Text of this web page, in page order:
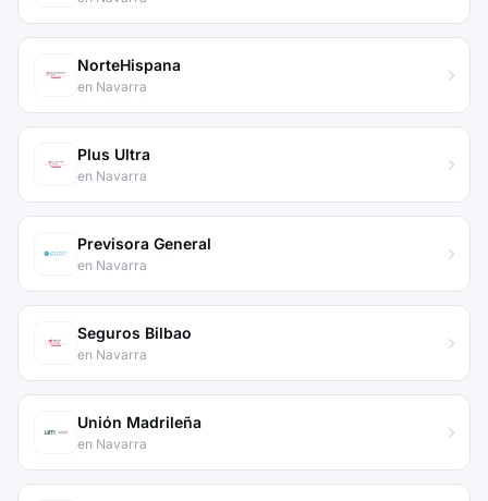
NorteHispana
en Navarra
Plus Ultra
en Navarra
Previsora General
en Navarra
Seguros Bilbao
en Navarra
Unión Madrileña
en Navarra